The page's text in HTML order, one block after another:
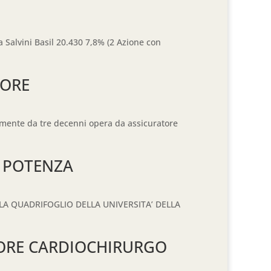
Salvini Basil 20.430 7,8% (2 Azione con
da tre decenni opera da assicuratore
QUADRIFOGLIO DELLA UNIVERSITA’ DELLA
CARDIOCHIRURGO